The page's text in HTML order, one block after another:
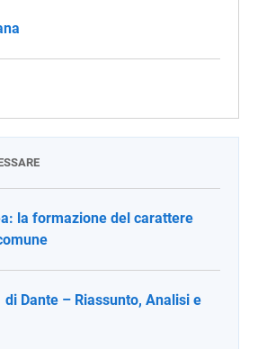
la formazione del carattere
Dante – Riassunto, Analisi e